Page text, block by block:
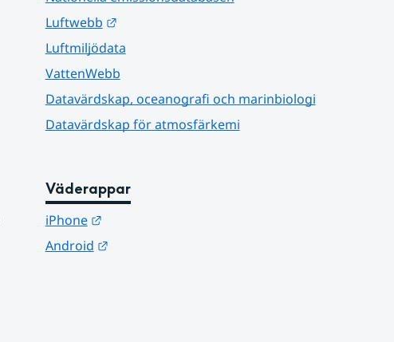
Luftwebb
Länk till annan webbplats.
Luftmiljödata
VattenWebb
Datavärdskap, oceanografi och marinbiologi
Datavärdskap för atmosfärkemi
Väderappar
iPhone
Länk till annan webbplats.
Android
Länk till annan webbplats.